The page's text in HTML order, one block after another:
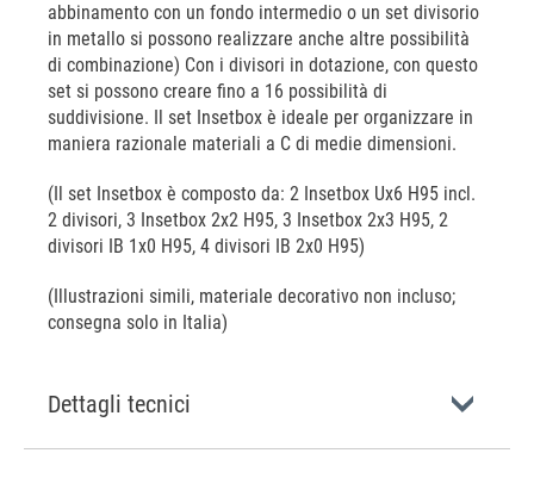
abbinamento con un fondo intermedio o un set divisorio
in metallo si possono realizzare anche altre possibilità
di combinazione) Con i divisori in dotazione, con questo
set si possono creare fino a 16 possibilità di
suddivisione. Il set Insetbox è ideale per organizzare in
maniera razionale materiali a C di medie dimensioni.
(Il set Insetbox è composto da: 2 Insetbox Ux6 H95 incl.
2 divisori, 3 Insetbox 2x2 H95, 3 Insetbox 2x3 H95, 2
divisori IB 1x0 H95, 4 divisori IB 2x0 H95)
(Illustrazioni simili, materiale decorativo non incluso;
consegna solo in Italia)
Dettagli tecnici